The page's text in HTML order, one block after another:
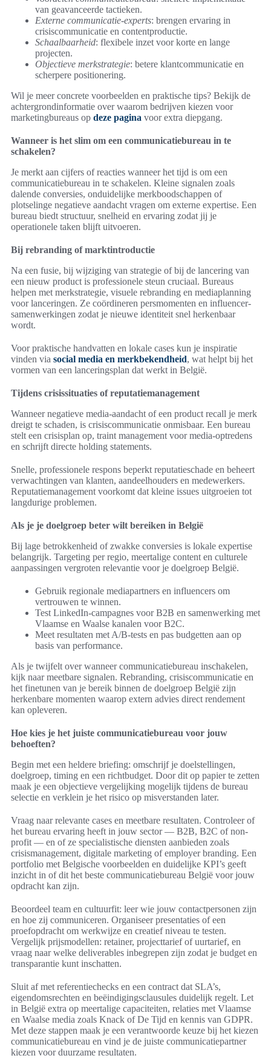
van geavanceerde tactieken.
Externe communicatie-experts: brengen ervaring in
crisiscommunicatie en contentproductie.
Schaalbaarheid: flexibele inzet voor korte en lange
projecten.
Objectieve merkstrategie: betere klantcommunicatie en
scherpere positionering.
Wil je meer concrete voorbeelden en praktische tips? Bekijk de
achtergrondinformatie over waarom bedrijven kiezen voor
marketingbureaus op deze pagina voor extra diepgang.
Wanneer is het slim om een communicatiebureau in te
schakelen?
Je merkt aan cijfers of reacties wanneer het tijd is om een
communicatiebureau in te schakelen. Kleine signalen zoals
dalende conversies, onduidelijke merkboodschappen of
plotselinge negatieve aandacht vragen om externe expertise. Een
bureau biedt structuur, snelheid en ervaring zodat jij je
operationele taken blijft uitvoeren.
Bij rebranding of marktintroductie
Na een fusie, bij wijziging van strategie of bij de lancering van
een nieuw product is professionele steun cruciaal. Bureaus
helpen met merkstrategie, visuele rebranding en mediaplanning
voor lanceringen. Ze coördineren persmomenten en influencer-
samenwerkingen zodat je nieuwe identiteit snel herkenbaar
wordt.
Voor praktische handvatten en lokale cases kun je inspiratie
vinden via social media en merkbekendheid, wat helpt bij het
vormen van een lanceringsplan dat werkt in België.
Tijdens crisissituaties of reputatiemanagement
Wanneer negatieve media-aandacht of een product recall je merk
dreigt te schaden, is crisiscommunicatie onmisbaar. Een bureau
stelt een crisisplan op, traint management voor media-optredens
en schrijft directe holding statements.
Snelle, professionele respons beperkt reputatieschade en beheert
verwachtingen van klanten, aandeelhouders en medewerkers.
Reputatiemanagement voorkomt dat kleine issues uitgroeien tot
langdurige problemen.
Als je je doelgroep beter wilt bereiken in België
Bij lage betrokkenheid of zwakke conversies is lokale expertise
belangrijk. Targeting per regio, meertalige content en culturele
aanpassingen vergroten relevantie voor je doelgroep België.
Gebruik regionale mediapartners en influencers om
vertrouwen te winnen.
Test LinkedIn-campagnes voor B2B en samenwerking met
Vlaamse en Waalse kanalen voor B2C.
Meet resultaten met A/B-tests en pas budgetten aan op
basis van performance.
Als je twijfelt over wanneer communicatiebureau inschakelen,
kijk naar meetbare signalen. Rebranding, crisiscommunicatie en
het finetunen van je bereik binnen de doelgroep België zijn
herkenbare momenten waarop extern advies direct rendement
kan opleveren.
Hoe kies je het juiste communicatiebureau voor jouw
behoeften?
Begin met een heldere briefing: omschrijf je doelstellingen,
doelgroep, timing en een richtbudget. Door dit op papier te zetten
maak je een objectieve vergelijking mogelijk tijdens de bureau
selectie en verklein je het risico op misverstanden later.
Vraag naar relevante cases en meetbare resultaten. Controleer of
het bureau ervaring heeft in jouw sector — B2B, B2C of non-
profit — en of ze specialistische diensten aanbieden zoals
crisismanagement, digitale marketing of employer branding. Een
portfolio met Belgische voorbeelden en duidelijke KPI’s geeft
inzicht in of dit het beste communicatiebureau België voor jouw
opdracht kan zijn.
Beoordeel team en cultuurfit: leer wie jouw contactpersonen zijn
en hoe zij communiceren. Organiseer presentaties of een
proefopdracht om werkwijze en creatief niveau te testen.
Vergelijk prijsmodellen: retainer, projecttarief of uurtarief, en
vraag naar welke deliverables inbegrepen zijn zodat je budget en
transparantie kunt inschatten.
Sluit af met referentiechecks en een contract dat SLA’s,
eigendomsrechten en beëindigingsclausules duidelijk regelt. Let
in België extra op meertalige capaciteiten, relaties met Vlaamse
en Waalse media zoals Knack of De Tijd en kennis van GDPR.
Met deze stappen maak je een verantwoorde keuze bij het kiezen
communicatiebureau en vind je de juiste communicatiepartner
kiezen voor duurzame resultaten.